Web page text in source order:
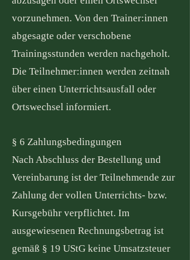
vorzunehmen. Von den Trainer:innen
abgesagte oder verschobene
Trainingsstunden werden nachgeholt.
Die Teilnehmer:innen werden zeitnah
über einen Unterrichtsausfall oder
Ortswechsel informiert.
§ 6 Zahlungsbedingungen
Nach Abschluss der Bestellung und
Vereinbarung ist der Teilnehmende zur
Zahlung der vollen Unterrichts- bzw.
Kursgebühr verpflichtet. Im
ausgewiesenen Rechnungsbetrag ist
gemäß § 19 UStG keine Umsatzsteuer